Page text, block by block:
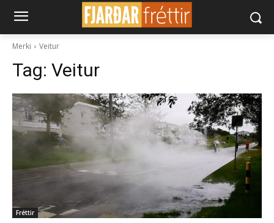
Merki Veitur
Tag: Veitur
Fréttir